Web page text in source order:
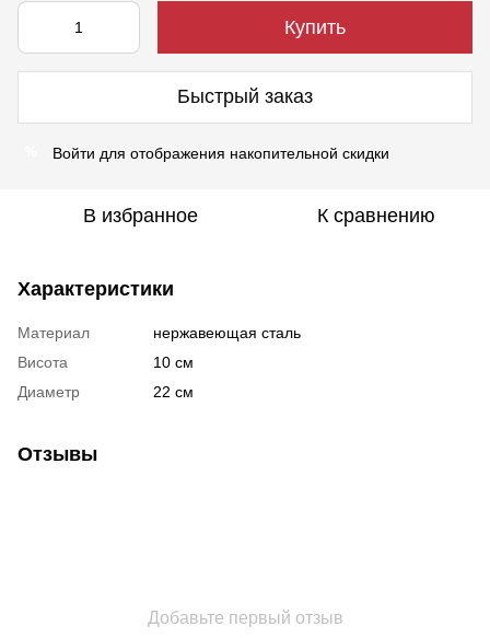
Купить
Быстрый заказ
Войти для отображения накопительной скидки
В избранное К сравнению
Характеристики
Материал
нержавеющая сталь
Висота
10 см
Диаметр
22 см
Отзывы
Добавьте первый отзыв